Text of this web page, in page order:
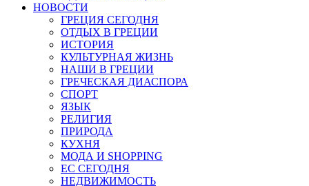
НОВОСТИ
ГРЕЦИЯ СЕГОДНЯ
ОТДЫХ В ГРЕЦИИ
ИСТОРИЯ
КУЛЬТУРНАЯ ЖИЗНЬ
НАШИ В ГРЕЦИИ
ГРЕЧЕСКАЯ ДИАСПОРА
СПОРТ
ЯЗЫК
РЕЛИГИЯ
ПРИРОДА
КУХНЯ
МОДА И SHOPPING
ЕС СЕГОДНЯ
НЕДВИЖИМОСТЬ